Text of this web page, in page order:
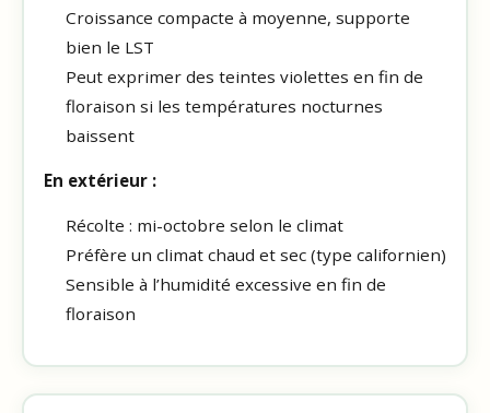
Croissance compacte à moyenne, supporte
bien le LST
Peut exprimer des teintes violettes en fin de
floraison si les températures nocturnes
baissent
En extérieur :
Récolte : mi-octobre selon le climat
Préfère un climat chaud et sec (type californien)
Sensible à l’humidité excessive en fin de
floraison